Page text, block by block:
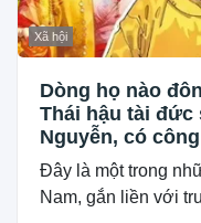
Xã hội
Dòng họ nào
Thái hậu tài đức
Nguyễn, có
Đây là một trong
Nam, gắn liền với